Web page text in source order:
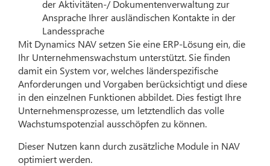
der Aktivitäten-/ Dokumentenverwaltung zur
Ansprache Ihrer ausländischen Kontakte in der
Landessprache
Mit Dynamics NAV setzen Sie eine ERP-Lösung ein, die
Ihr Unternehmenswachstum unterstützt. Sie finden
damit ein System vor, welches länderspezifische
Anforderungen und Vorgaben berücksichtigt und diese
in den einzelnen Funktionen abbildet. Dies festigt Ihre
Unternehmensprozesse, um letztendlich das volle
Wachstumspotenzial ausschöpfen zu können.
Dieser Nutzen kann durch zusätzliche Module in NAV
optimiert werden.